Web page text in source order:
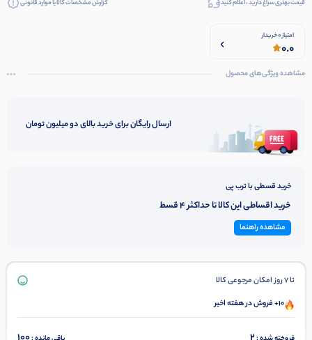
قیمت بهتری سراغ دارید ، اعلام کنید گزارش مشخصات کالا یا موارد قانونی
امتیاز 0 خریدار
0.0
مشاهده ویژگی‌های محصول
ارسال رایگان برای خرید بالای دو میلیون تومان
خرید قسطی با ترب پی
خرید اقساطی این کالا تا حداکثر 4 قسط
مشاهده راهنما
تا 7 روز امکان مرجوعی کالا
10+ فروش در هفته اخیر